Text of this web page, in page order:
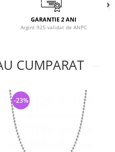
GARANTIE 2 ANI
Argint 925 validat de ANPC
CUMPARAT
-23%